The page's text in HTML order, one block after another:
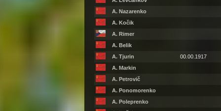
A. Nazarenko
A. Kočik
A. Rimer
A. Belik
A. Tjurin
00.00.1917
A. Markin
A. Petrovič
A. Ponomorenko
A. Poleprenko